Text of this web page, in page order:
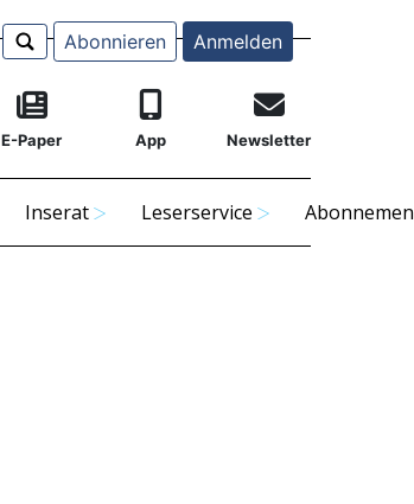
Abonnieren Anmelden
E-Paper App Newsletter
Inserat Leserservice